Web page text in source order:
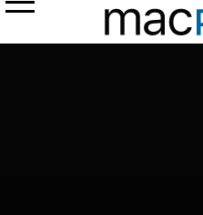
Menü